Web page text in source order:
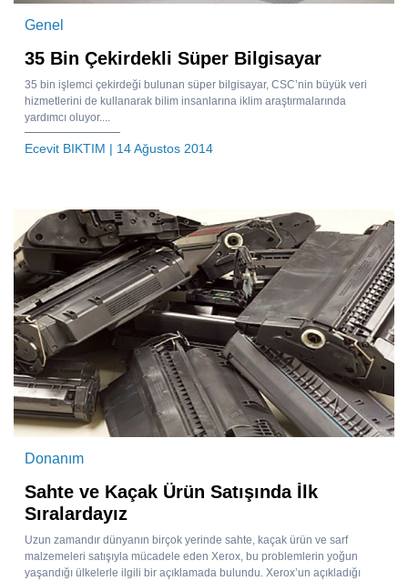
Genel
35 Bin Çekirdekli Süper Bilgisayar
35 bin işlemci çekirdeği bulunan süper bilgisayar, CSC’nin büyük veri
hizmetlerini de kullanarak bilim insanlarına iklim araştırmalarında
yardımcı oluyor....
Ecevit BIKTIM | 14 Ağustos 2014
Donanım
Sahte ve Kaçak Ürün Satışında İlk
Sıralardayız
Uzun zamandır dünyanın birçok yerinde sahte, kaçak ürün ve sarf
malzemeleri satışıyla mücadele eden Xerox, bu problemlerin yoğun
yaşandığı ülkelerle ilgili bir açıklamada bulundu. Xerox’un açıkladığı